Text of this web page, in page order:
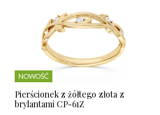
NOWOŚĆ
Pierścionek z żółtego złota z
brylantami CP-61Z